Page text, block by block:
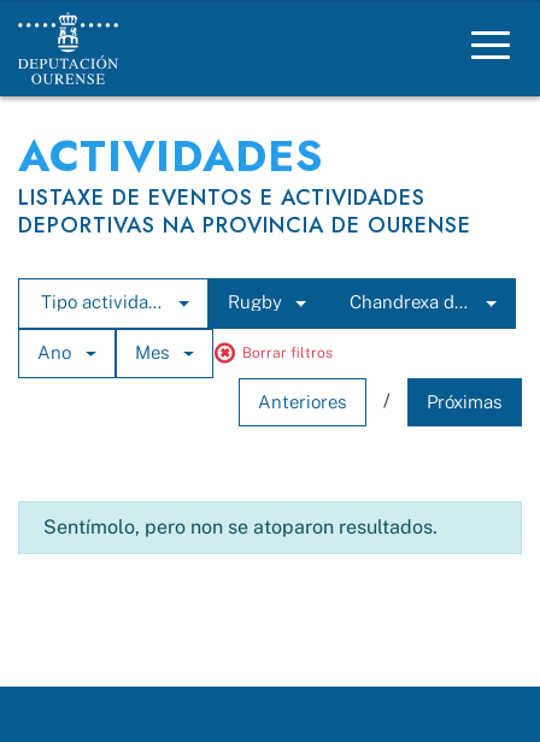
Deportes Deputación Ourense
ACTIVIDADES
LISTAXE DE EVENTOS E ACTIVIDADES
DEPORTIVAS NA PROVINCIA DE OURENSE
Tipo actividade Rugby Chandrexa de Queixa
Ano Mes Borrar filtros
Anteriores / Próximas
Sentímolo, pero non se atoparon resultados.